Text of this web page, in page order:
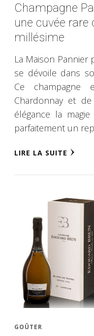
Champagne
une cuvée rare
millésime
La Maison Pannier
se dévoile dans
Ce champagne
Chardonnay et
élégance la
parfaitement un
LIRE LA SUITE
GOÛTER